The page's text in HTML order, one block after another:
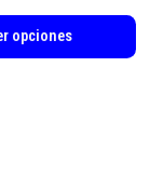
opciones